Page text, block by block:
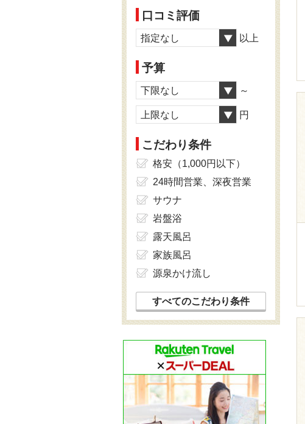
口コミ評価
指定なし 以上
予算
下限なし ～
上限なし 円
こだわり条件
格安（1,000円以下）
24時間営業、深夜営業
サウナ
岩盤浴
露天風呂
家族風呂
源泉かけ流し
すべてのこだわり条件